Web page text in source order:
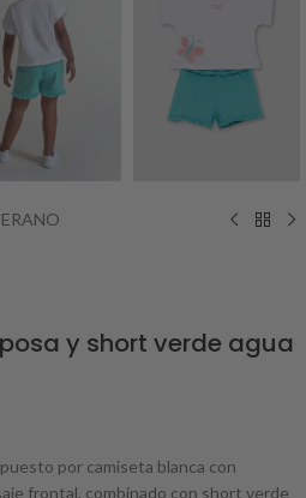
y short verde agua
por camiseta blanca con
frontal, combinado con short verde